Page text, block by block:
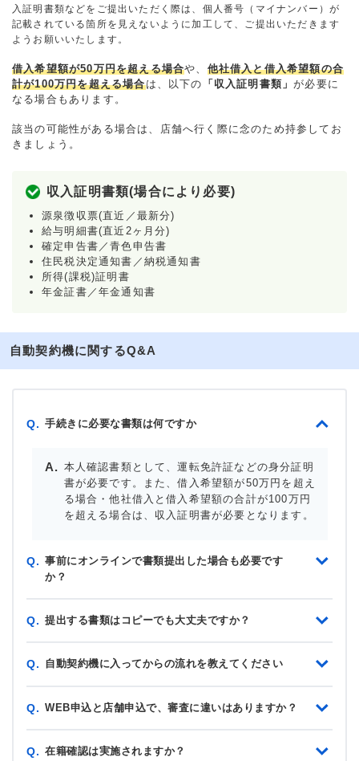
入証明書類などをご提出いただく際は、個人番号（マイナンバー）が
記載されている箇所を見えないように加工して、ご提出いただきます
ようお願いいたします。
借入希望額が50万円を超える場合や、 他社借入と借入希望額の合
計が100万円を超える場合は、以下の 「収入証明書類」が必要に
なる場合もあります。
該当の可能性がある場合は、店舗へ行く際に念のため持参してお
きましょう。
収入証明書類(場合により必要)
源泉徴収票(直近／最新分)
給与明細書(直近2ヶ月分)
確定申告書／青色申告書
住民税決定通知書／納税通知書
所得(課税)証明書
年金証書／年金通知書
自動契約機に関するQ&A
Q. 手続きに必要な書類は何ですか
本人確認書類として、運転免許証などの身分証明
書が必要です。また、借入希望額が50万円を超え
る場合・他社借入と借入希望額の合計が100万円
を超える場合は、収入証明書が必要となります。
Q. 事前にオンラインで書類提出した場合も必要です
か？
Q. 提出する書類はコピーでも大丈夫ですか？
Q. 自動契約機に入ってからの流れを教えてください
Q. WEB申込と店舗申込で、審査に違いはありますか？
Q. 在籍確認は実施されますか？